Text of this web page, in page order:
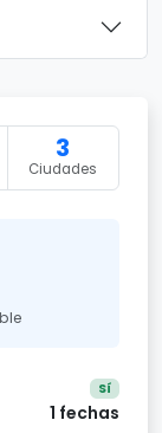
3
Ciudades
Sí
1 fechas